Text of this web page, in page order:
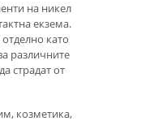
на никел
екзема.
като
различните
страдат от
козметика,